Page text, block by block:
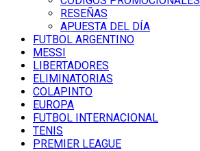
RESEÑAS
APUESTA DEL DÍA
FUTBOL ARGENTINO
MESSI
LIBERTADORES
ELIMINATORIAS
COLAPINTO
EUROPA
FUTBOL INTERNACIONAL
TENIS
PREMIER LEAGUE